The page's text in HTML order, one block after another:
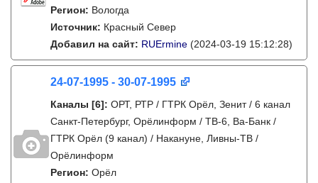
Регион: Вологда
Источник: Красный Север
Добавил на сайт: RUErmine (2024-03-19 15:12:28)
24-07-1995 - 30-07-1995
Каналы [6]: ОРТ, РТР / ГТРК Орёл, Зенит / 6 канал
Санкт-Петербург, Орёлинформ / ТВ-6, Ва-Банк /
ГТРК Орёл (9 канал) / Накануне, Ливны-ТВ /
Орёлинформ
Регион: Орёл